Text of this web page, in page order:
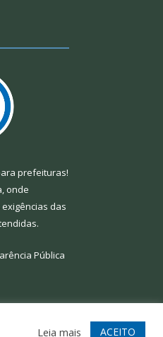
prefeituras!
onde
das
Pública
Acessar Webmail
Leia mais ACEITO